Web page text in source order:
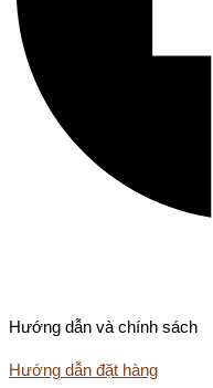
Hướng dẫn và chính sách
Hướng dẫn đặt hàng